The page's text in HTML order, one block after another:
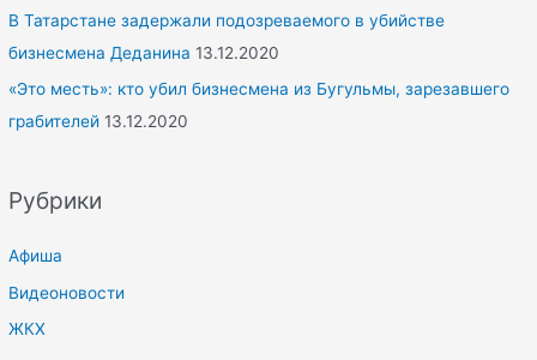
В Татарстане задержали подозреваемого в убийстве
бизнесмена Деданина 13.12.2020
«Это месть»: кто убил бизнесмена из Бугульмы, зарезавшего
грабителей 13.12.2020
Рубрики
Афиша
Видеоновости
ЖКХ